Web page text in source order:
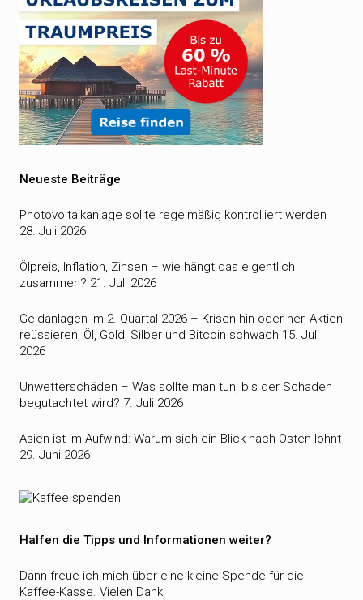
Neueste Beiträge
Photovoltaikanlage sollte regelmäßig kontrolliert werden
28. Juli 2026
Ölpreis, Inflation, Zinsen – wie hängt das eigentlich
zusammen? 21. Juli 2026
Geldanlagen im 2. Quartal 2026 – Krisen hin oder her, Aktien
reüssieren, Öl, Gold, Silber und Bitcoin schwach 15. Juli
2026
Unwetterschäden – Was sollte man tun, bis der Schaden
begutachtet wird? 7. Juli 2026
Asien ist im Aufwind: Warum sich ein Blick nach Osten lohnt
29. Juni 2026
Halfen die Tipps und Informationen weiter?
Dann freue ich mich über eine kleine Spende für die
Kaffee-Kasse. Vielen Dank.